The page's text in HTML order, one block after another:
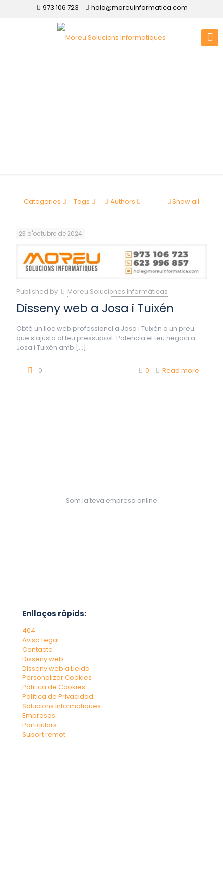
973 106 723 hola@moreuinformatica.com
Categories Tags Authors Show all
23 d'octubre de 2024
Published by Moreu Soluciones Informáticas
Disseny web a Josa i Tuixén
Obté un lloc web professional a Josa i Tuixén a un preu
que s’ajusta al teu pressupost. Potencia el teu negoci a
Josa i Tuixén amb […]
0 0 Read more
Som la teva empresa online
Enllaços ràpids:
404
Aviso Legal
Contacte
Disseny web
Disseny web a Lleida
Personalizar Cookies
Política de Cookies
Política de Privacidad
Solucions Informàtiques
Empreses
Particulars
Suport remot